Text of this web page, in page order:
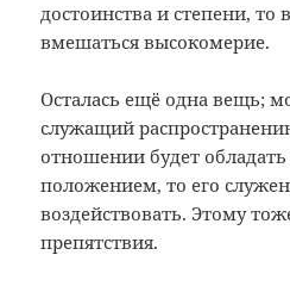
достоинства и степени, то
вмешаться высокомерие.
Осталась ещё одна вещь;
служащий
отношении будет
положением, то его
воздействовать. Этому
препятствия.